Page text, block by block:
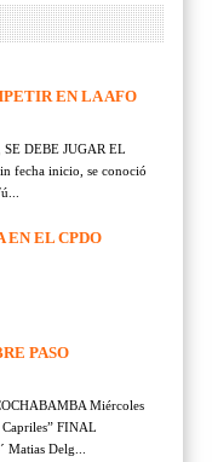
EN LA AFO
DEBE JUGAR EL
fecha inicio, se conoció
EN EL CPDO
PASO
Miércoles
FINAL
Delg...